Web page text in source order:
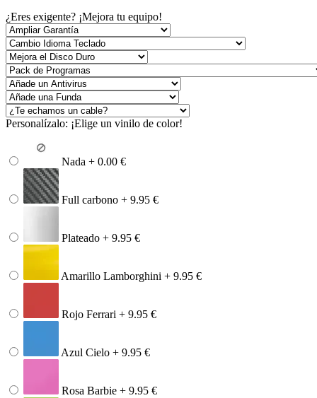
¿Eres exigente? ¡Mejora tu equipo!
Personalízalo: ¡Elige un vinilo de color!
Nada + 0.00 €
Full carbono + 9.95 €
Plateado + 9.95 €
Amarillo Lamborghini + 9.95 €
Rojo Ferrari + 9.95 €
Azul Cielo + 9.95 €
Rosa Barbie + 9.95 €